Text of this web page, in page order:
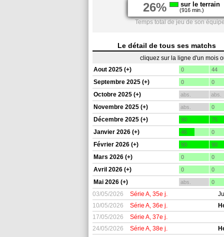
26% sur le terrain
(916 min.)
Temps total de jeu de son
Le détail de tous ses matchs
cliquez sur la ligne d'un mois
Aout 2025 (+)
0 44
Septembre 2025 (+) 0 0
Octobre 2025 (+) abs. abs.
Novembre 2025 (+) abs. 0
Décembre 2025 (+) 90 75
Janvier 2026 (+) 46 0
Février 2026 (+) 90 90
Mars 2026 (+) 0 0
Avril 2026 (+) 0 0
Mai 2026 (+) abs. 0
03/05/2026 Série A, 35e j.
10/05/2026
Série A, 36e j.
17/05/2026
Série A, 37e j.
24/05/2026
Série A, 38e j.